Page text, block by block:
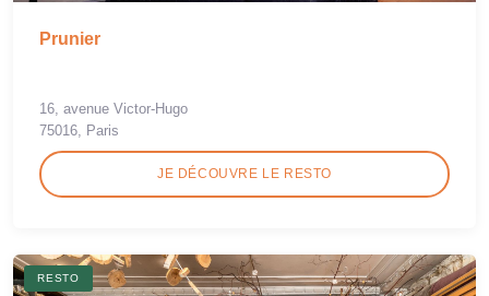
Prunier
16, avenue Victor-Hugo
75016, Paris
JE DÉCOUVRE LE RESTO
RESTO